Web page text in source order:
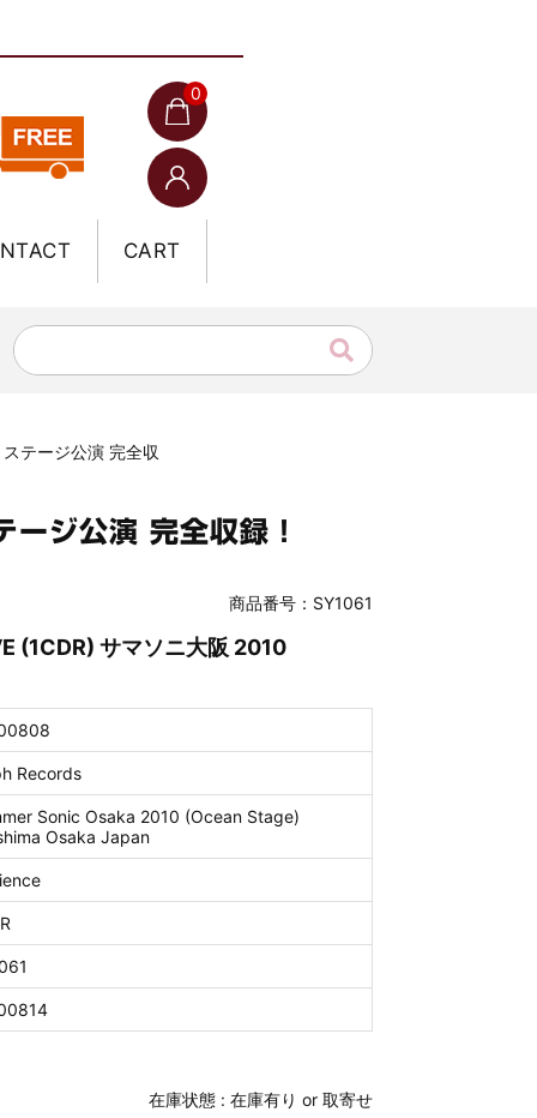
0
CART
テージ公演 完全収
ジ公演 完全収録！
商品番号：SY1061
(1CDR) サマソニ大阪 2010
Records
Sonic Osaka 2010 (Ocean Stage)
Osaka Japan
在庫状態 : 在庫有り or 取寄せ